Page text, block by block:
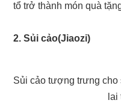
tổ trở thành món quà
2. Sủi cảo(Jiaozi)
Sủi cảo tượng trưng